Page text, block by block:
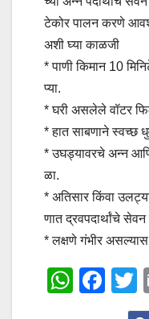
टेकोर पालन करणे
अशी घ्या काळजी
* पाणी किमान 10
प्या.
* घरी असलेले वॉटर
* हात साबणाने स्वच्छ
* उघड्यावरचे अन्न
ळा.
* अतिसार किंवा
णात द्रवपदार्थांचे सेवन
* लक्षणे गंभीर असल्यास
W
F